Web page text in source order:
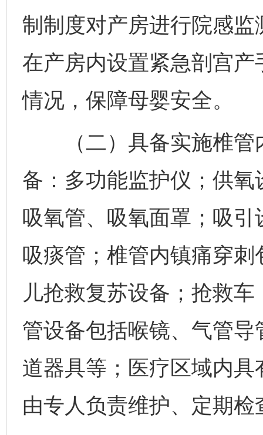
制制度对产房进行院感
在产房内设置紧急剖宫
情况，保障母婴安全。
（二）具备实施椎管
备：多功能监护仪；供
吸氧管、吸氧面罩；吸
吸痰管；椎管内镇痛穿
儿抢救复苏设备；抢救
管设备包括喉镜、气管
道器具等；医疗区域内
由专人负责维护、定期